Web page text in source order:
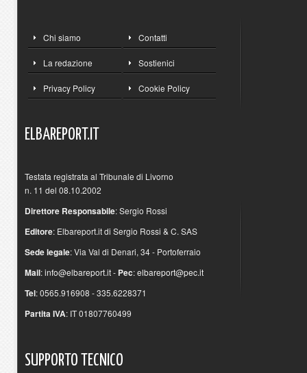
Chi siamo Contatti
La redazione Sostienici
Privacy Policy Cookie Policy
ELBAREPORT.IT
Testata registrata al Tribunale di Livorno
n. 11 del 08.10.2002
Direttore Responsabile: Sergio Rossi
Editore: Elbareport.it di Sergio Rossi & C. SAS
Sede legale: Via Val di Denari, 34 - Portoferraio
Mail:info@elbareport.it- Pec:elbareport@pec.it
Tel: 0565.916908 - 335.6228371
Partita IVA: IT 01807760499
SUPPORTO TECNICO